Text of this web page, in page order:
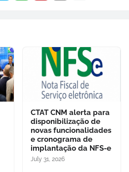
CTAT CNM alerta para
disponibilização de
novas funcionalidades
e cronograma de
implantação da NFS-e
July 31, 2026